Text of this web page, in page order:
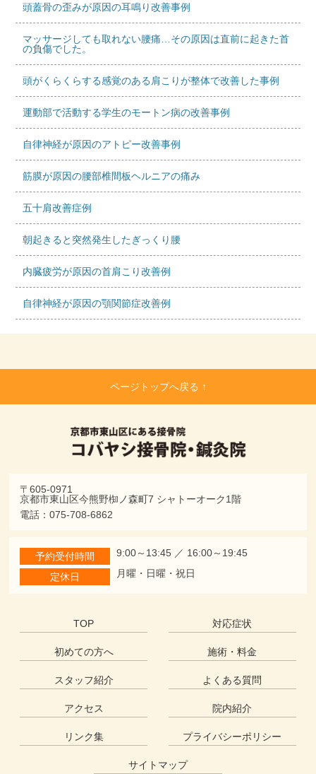
頭蓋骨の歪みが原因の耳鳴り改善事例
マッサージしても取れない腰痛…その原因は直前に起きた首
の負傷でした。
頭がくらくらする感覚のある肩こりが整体で改善した事例
運動部で活動する学生のモートン病の改善事例
自律神経が原因のアトピー改善事例
筋膜が原因の腰部椎間板ヘルニアの痛み
五十肩改善症例
朝起きると突然発生したぎっくり腰
内臓疲労が原因の首肩こり改善例
自律神経が原因の顎関節症改善例
ページトップへ戻る ↑
〒605-0971
京都市東山区今熊野椥ノ森町7 シャトーオーク1階
電話：075-708-6862
予約受付時間 9:00～13:45 ／ 16:00～19:45
定休日 月曜・日曜・祝日
TOP 対応症状
初めての方へ 施術・料金
スタッフ紹介 よくある質問
アクセス 院内紹介
リンク集 プライバシーポリシー
サイトマップ